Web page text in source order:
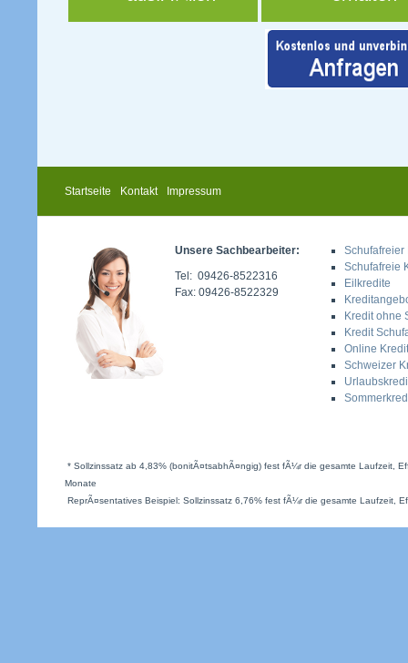
Startseite Kontakt Impressum
Unsere Sachbearbeiter:
Tel: 09426-8522316
Fax: 09426-8522329
Schufafreier
Schufafreie
Eilkredite
Kredit ohne
Kredit
Online Kredit
Schweizer
* Sollzinssatz ab 4,83% (bonitÃ¤tsabhÃ¤ngig) fest fÃ¼r die gesamte Laufzeit,
Monate
ReprÃ¤sentatives Beispiel: Sollzinssatz 6,76% fest fÃ¼r die gesamte Laufzeit,